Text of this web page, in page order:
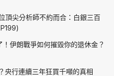
頂尖分析師不約而合：白銀三百
伊朗戰爭如何摧毀你的退休金？
央行連續三年狂買千噸的真相